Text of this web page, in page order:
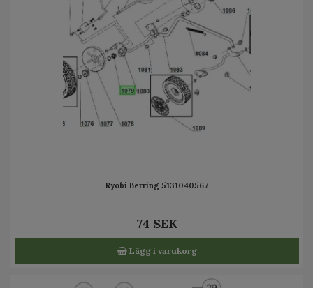
Ryobi Berring 5131040567
74 SEK
Lägg i varukorg